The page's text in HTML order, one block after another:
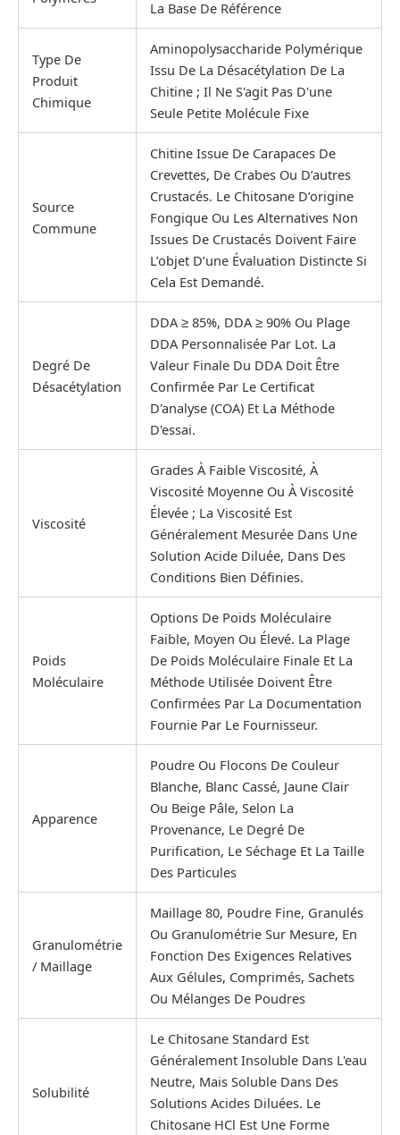
La Base De Référence
Type De
Produit
Chimique
Aminopolysaccharide Polymérique
Issu De La Désacétylation De La
Chitine ; Il Ne S'agit Pas D'une
Seule Petite Molécule Fixe
Source
Commune
Chitine Issue De Carapaces De
Crevettes, De Crabes Ou D’autres
Crustacés. Le Chitosane D’origine
Fongique Ou Les Alternatives Non
Issues De Crustacés Doivent Faire
L’objet D’une Évaluation Distincte Si
Cela Est Demandé.
Degré De
Désacétylation
DDA ≥ 85%, DDA ≥ 90% Ou Plage
DDA Personnalisée Par Lot. La
Valeur Finale Du DDA Doit Être
Confirmée Par Le Certificat
D'analyse (COA) Et La Méthode
D'essai.
Viscosité
Grades À Faible Viscosité, À
Viscosité Moyenne Ou À Viscosité
Élevée ; La Viscosité Est
Généralement Mesurée Dans Une
Solution Acide Diluée, Dans Des
Conditions Bien Définies.
Poids
Moléculaire
Options De Poids Moléculaire
Faible, Moyen Ou Élevé. La Plage
De Poids Moléculaire Finale Et La
Méthode Utilisée Doivent Être
Confirmées Par La Documentation
Fournie Par Le Fournisseur.
Apparence
Poudre Ou Flocons De Couleur
Blanche, Blanc Cassé, Jaune Clair
Ou Beige Pâle, Selon La
Provenance, Le Degré De
Purification, Le Séchage Et La Taille
Des Particules
Granulométrie
/ Maillage
Maillage 80, Poudre Fine, Granulés
Ou Granulométrie Sur Mesure, En
Fonction Des Exigences Relatives
Aux Gélules, Comprimés, Sachets
Ou Mélanges De Poudres
Solubilité
Le Chitosane Standard Est
Généralement Insoluble Dans L'eau
Neutre, Mais Soluble Dans Des
Solutions Acides Diluées. Le
Chitosane HCl Est Une Forme